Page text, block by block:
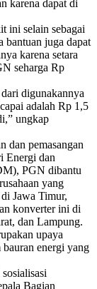
karena dapat di
ini selain sebagai
bantuan juga dapat
karena setara
seharga Rp
digunakannya
adalah Rp 1,5
ungkap
dan pemasangan
Energi dan
PGN dibantu
yang
Jawa Timur,
konverter ini di
dan Lampung.
upaya
energi yang
Bagian